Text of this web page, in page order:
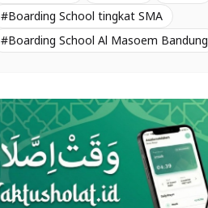
#Boarding School tingkat SMA
#Boarding School Al Masoem Bandung